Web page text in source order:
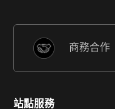
商務合作
站點服務